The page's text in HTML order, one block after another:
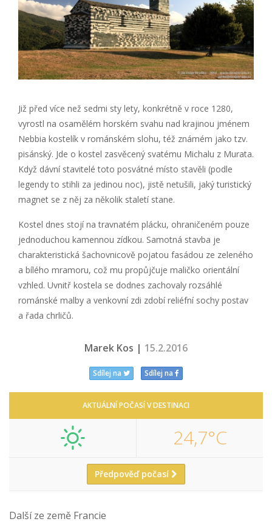
Již před více než sedmi sty lety, konkrétně v roce 1280,
vyrostl na osamělém horském svahu nad krajinou jménem
Nebbia kostelík v románském slohu, též známém jako tzv.
pisánský. Jde o kostel zasvěcený svatému Michalu z Murata.
Když dávní stavitelé toto posvátné místo stavěli (podle
legendy to stihli za jedinou noc), jistě netušili, jaký turistický
magnet se z něj za několik staletí stane.
Kostel dnes stojí na travnatém plácku, ohraničeném pouze
jednoduchou kamennou zídkou. Samotná stavba je
charakteristická šachovnicově pojatou fasádou ze zeleného
a bílého mramoru, což mu propůjčuje maličko orientální
vzhled. Uvnitř kostela se dodnes zachovaly rozsáhlé
románské malby a venkovní zdi zdobí reliéfní sochy postav
a řada chrličů.
Marek Kos | 15.2.2016
Sdílej na Sdílej na
AKTUÁLNÍ POČASÍ V DESTINACI
24,7°C
Předpověď počasí
Další ze země Francie